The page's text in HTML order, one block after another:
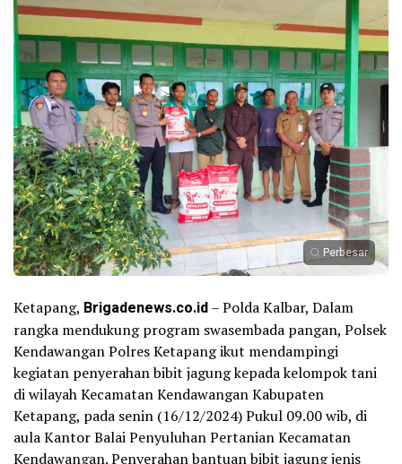
Perbesar
Ketapang, Brigadenews.co.id– Polda Kalbar, Dalam
rangka mendukung program swasembada pangan, Polsek
Kendawangan Polres Ketapang ikut mendampingi
kegiatan penyerahan bibit jagung kepada kelompok tani
di wilayah Kecamatan Kendawangan Kabupaten
Ketapang, pada senin (16/12/2024) Pukul 09.00 wib, di
aula Kantor Balai Penyuluhan Pertanian Kecamatan
Kendawangan. Penyerahan bantuan bibit jagung jenis